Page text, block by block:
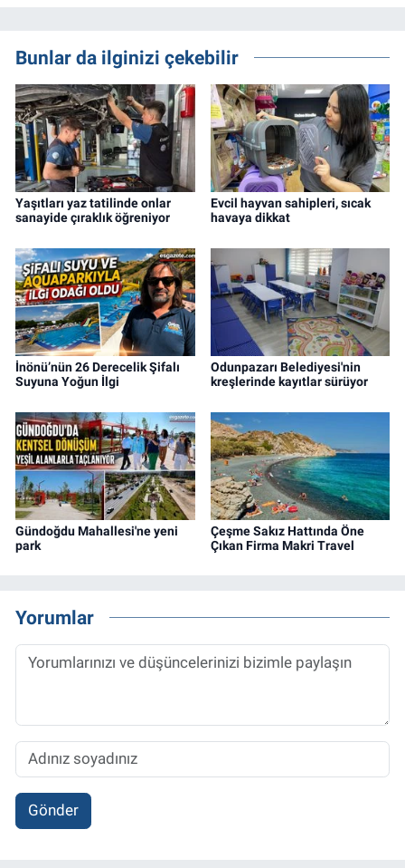
Bunlar da ilginizi çekebilir
Yaşıtları yaz tatilinde onlar
sanayide çıraklık öğreniyor
Evcil hayvan sahipleri, sıcak
havaya dikkat
İnönü’nün 26 Derecelik Şifalı
Suyuna Yoğun İlgi
Odunpazarı Belediyesi'nin
kreşlerinde kayıtlar sürüyor
Gündoğdu Mahallesi'ne yeni
park
Çeşme Sakız Hattında Öne
Çıkan Firma Makri Travel
Yorumlar
Gönder